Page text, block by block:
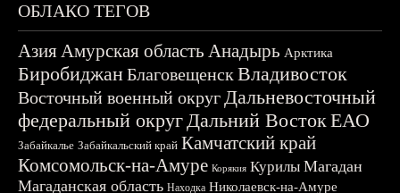
ОБЛАКО ТЕГОВ
АзияАмурская область Анадырь Арктика
БиробиджанБлаговещенскВладивосток
Восточный военный округДальневосточный
федеральный округДальний ВостокЕАО
Забайкалье Забайкальский край Камчатский край
Комсомольск-на-Амуре Корякия Курилы Магадан
Магаданская область Находка Николаевск-на-Амуре